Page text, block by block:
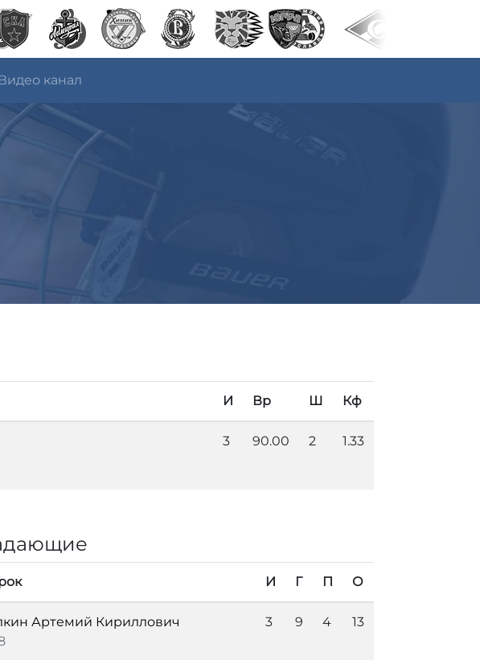
канал
И Вр Ш Кф
3 90.00 2 1.33
И Г П О
Артемий Кириллович
3 9 4 13